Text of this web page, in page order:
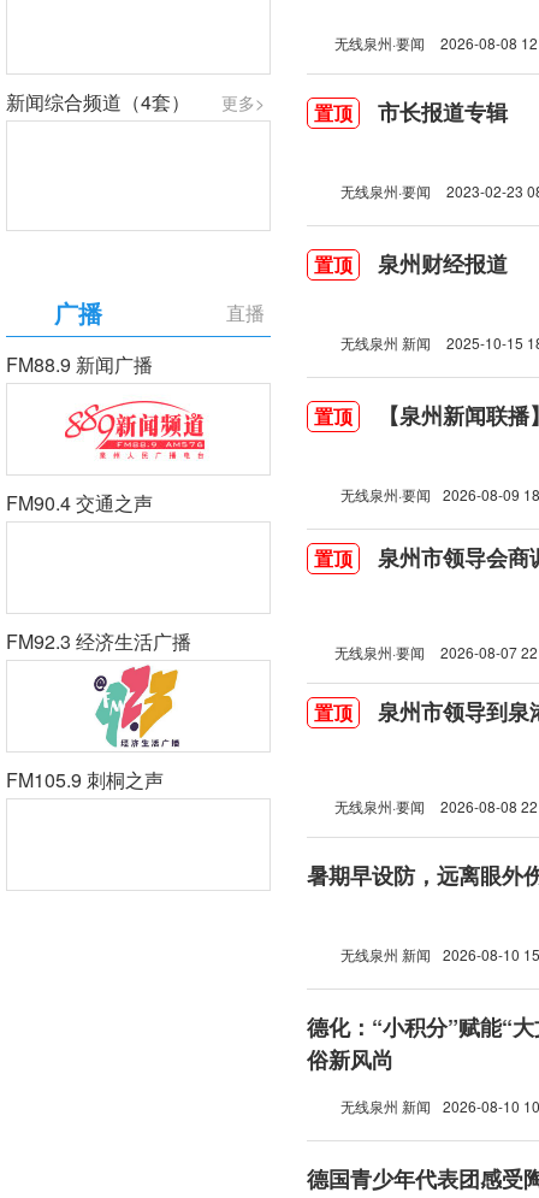
更多>
新闻综合频道（4套）
直播
广播
FM88.9 新闻广播
FM90.4 交通之声
FM92.3 经济生活广播
FM105.9 刺桐之声
无线泉州·要闻 2026-08-08
置顶 市长报道专辑
无线泉州·要闻 2023-02-23
置顶 泉州财经报道
无线泉州 新闻 2025-10-15
置顶 【泉州新闻联
无线泉州·要闻 2026-08-09
置顶 泉州市领导会商
无线泉州·要闻 2026-08-07
置顶 泉州市领导到泉
无线泉州·要闻 2026-08-08
暑期早设防，远离眼外
无线泉州 新闻 2026-08-10
德化：“小积分”赋能“
俗新风尚
无线泉州 新闻 2026-08-10
德国青少年代表团感受